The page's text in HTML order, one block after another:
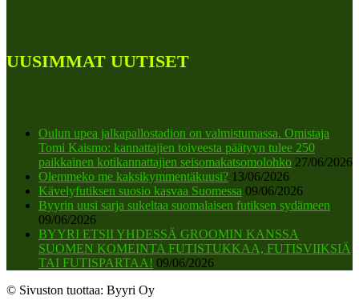
UUSIMMAT UUTISET
Oulun upea jalkapallostadion on valmistumassa. Omistaja
Tomi Kaismo: kannattajien toiveesta päätyyn tulee 250
paikkainen kotikannattajien seisomakatsomolohko 27/06/2026
Olemmeko me kaksikymmentäkuusi? 13/06/2026
Kävelyfutiksen suosio kasvaa Suomessa 09/06/2026
Byyrin uusi sarja sukeltaa suomalaisen futiksen sydämeen
09/06/2026
BYYRI ETSII YHDESSÄ GROOMIN KANSSA
SUOMEN KOMEINTA FUTISTUKKAA, FUTISVIIKSIÄ
TAI FUTISPARTAA! 09/06/2026
© Sivuston tuottaa: Byyri Oy